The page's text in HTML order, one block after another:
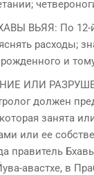
ВЬЯЯ: По 12-
расходы;
и
ИЛИ
должен
занята
или ее
правитель
авастхе, в